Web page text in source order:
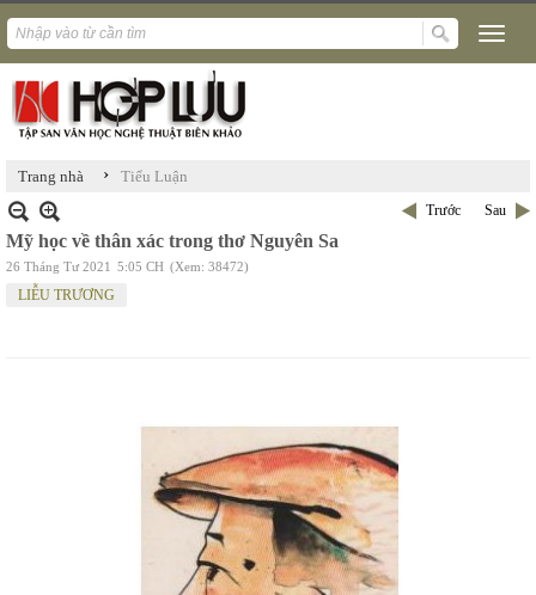
Trang nhà › Tiểu Luận
Trước Sau
Mỹ học về thân xác trong thơ Nguyên Sa
26 Tháng Tư 2021 5:05 CH (Xem: 38472)
LIỄU TRƯƠNG